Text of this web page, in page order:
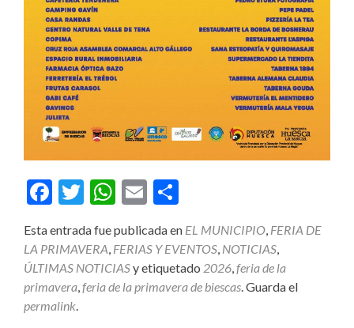
Facebook
Twitter WhatsApp
Email
Esta entrada fue publicada en EL MUNICIPIO, FERIA DE
LA PRIMAVERA, FERIAS Y EVENTOS, NOTICIAS,
ÚLTIMAS NOTICIASy etiquetado 2026,feria de la
primavera,feria de la primavera de biescas. Guarda el
permalink.